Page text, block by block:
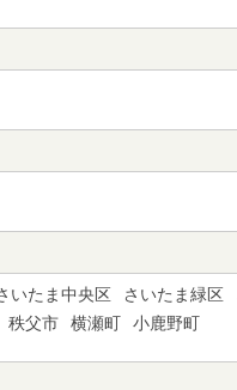
いたま中央区 さいたま緑区
秩父市 横瀬町 小鹿野町